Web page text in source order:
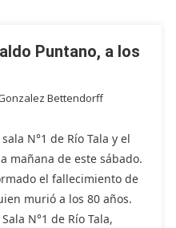
Puntano, a los
Bettendorff
N°1 de Río Tala y el
mañana de este sábado.
el fallecimiento de
murió a los 80 años.
N°1 de Río Tala,